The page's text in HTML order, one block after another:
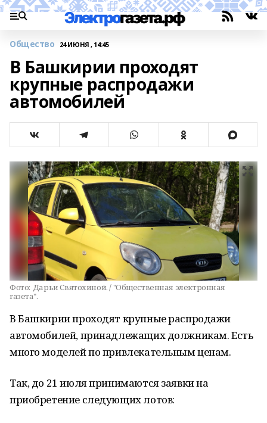
Общество 24 ИЮНЯ , 14:45
В Башкирии проходят
крупные распродажи
автомобилей
Фото: Дарьи Святохиной. / "Общественная электронная
газета".
В Башкирии проходят крупные распродажи
автомобилей, принадлежащих должникам. Есть
много моделей по привлекательным ценам.
Так, до 21 июля принимаются заявки на
приобретение следующих лотов: